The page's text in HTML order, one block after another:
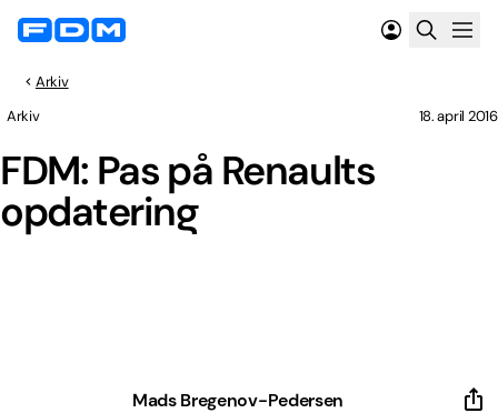
Arkiv
FDM: Pas på Renaults
opdatering
Arkiv 18. april 2016
Mads Bregenov-Pedersen